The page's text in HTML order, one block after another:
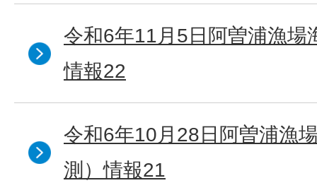
令和6年11月5日阿曽浦漁場
情報22
令和6年10月28日阿曽浦漁
測）情報21